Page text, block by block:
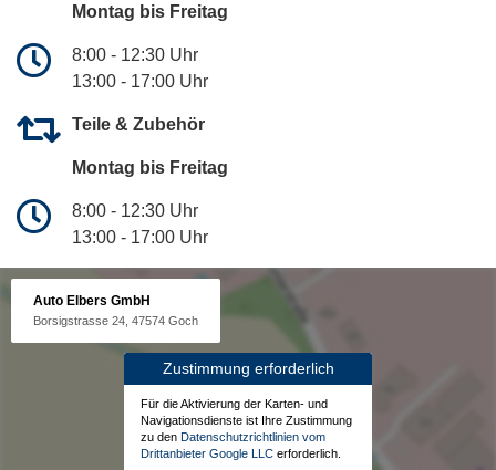
Montag bis Freitag
8:00 - 12:30 Uhr
13:00 - 17:00 Uhr
Teile & Zubehör
Montag bis Freitag
8:00 - 12:30 Uhr
13:00 - 17:00 Uhr
Auto Elbers GmbH
Borsigstrasse 24, 47574 Goch
Zustimmung erforderlich
Für die Aktivierung der Karten- und
Navigationsdienste ist Ihre Zustimmung
zu den Datenschutzrichtlinien vom
Drittanbieter Google LLC erforderlich.